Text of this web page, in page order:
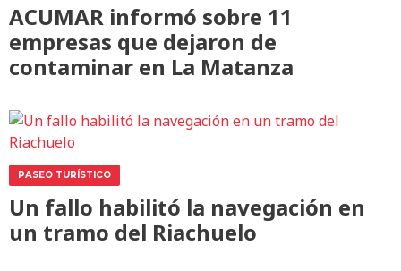
ACUMAR informó sobre 11
empresas que dejaron de
contaminar en La Matanza
PASEO TURÍSTICO
Un fallo habilitó la navegación en
un tramo del Riachuelo